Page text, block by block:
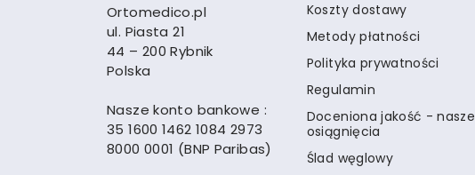
Ortomedico.pl
ul. Piasta 21
44 – 200 Rybnik
Polska
Nasze konto bankowe :
35 1600 1462 1084 2973
8000 0001 (BNP Paribas)
Koszty dostawy
Metody płatności
Polityka prywatności
Regulamin
Doceniona jakość - nasze
osiągnięcia
Ślad węglowy